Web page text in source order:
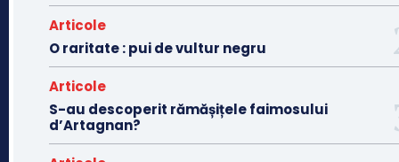
Articole
O raritate : pui de vultur negru
Articole
S-au descoperit rămășițele faimosului
d’Artagnan?